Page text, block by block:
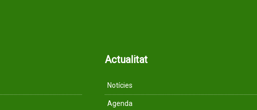
Actualitat
Notícies
Agenda